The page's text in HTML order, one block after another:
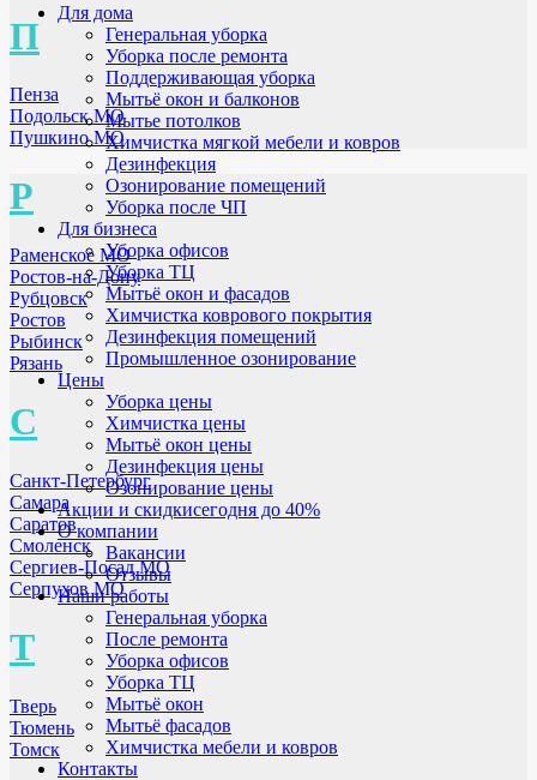
П
Пенза
Подольск МО
Пушкино МО
Р
Раменское МО
Ростов-на-Дону
Рубцовск
Ростов
Рыбинск
Рязань
С
Санкт-Петербург
Самара
Саратов
Смоленск
Сергиев-Посад МО
Серпухов МО
Т
Тверь
Тюмень
Томск
Для дома
Генеральная уборка
Уборка после ремонта
Поддерживающая уборка
Мытьё окон и балконов
Мытье потолков
Химчистка мягкой мебели и ковров
Дезинфекция
Озонирование помещений
Уборка после ЧП
Для бизнеса
Уборка офисов
Уборка ТЦ
Мытьё окон и фасадов
Химчистка коврового покрытия
Дезинфекция помещений
Промышленное озонирование
Цены
Уборка цены
Химчистка цены
Мытьё окон цены
Дезинфекция цены
Озонирование цены
Акции и скидкисегодня до 40%
О компании
Вакансии
Отзывы
Наши работы
Генеральная уборка
После ремонта
Уборка офисов
Уборка ТЦ
Мытьё окон
Мытьё фасадов
Химчистка мебели и ковров
Контакты